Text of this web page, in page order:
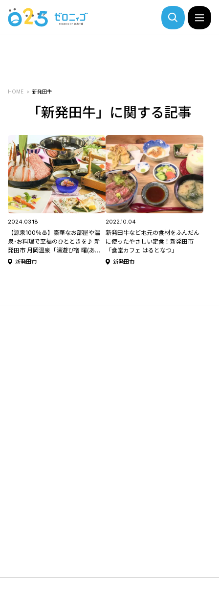
HOME 新発田牛
「新発田牛」に関する記事
2024.03.18
【源泉100％♨】豪華なお部屋や温
泉･お料理で至福のひとときを♪ 新
発田市 月岡温泉「湯遊び宿 曙(あけ
ぼの)」
新発田市
2022.10.04
新発田牛など地元の食材をふんだん
に使ったやさしい定食！新発田市
「食堂カフェ はるとなつ」
新発田市